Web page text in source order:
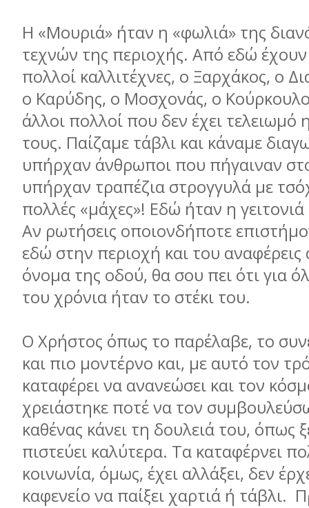
Η «Μουριά» ήταν η «φωλιά» της
τεχνών της περιοχής. Από εδώ
πολλοί καλλιτέχνες, ο Ξαρχάκος, ο
ο Καρύδης, ο Μοσχονάς, ο
άλλοι πολλοί που δεν έχει
τους. Παίζαμε τάβλι και κάναμε
υπήρχαν άνθρωποι που πήγαιναν
υπήρχαν τραπέζια στρογγυλά με
πολλές «μάχες»! Εδώ ήταν η
Αν ρωτήσεις οποιονδήποτε
εδώ στην περιοχή και του
όνομα της οδού, θα σου πει ότι για
του χρόνια ήταν το στέκι του.
Ο Χρήστος όπως το παρέλαβε, το
και πιο μοντέρνο και, με αυτό τον
καταφέρει να ανανεώσει και τον
χρειάστηκε ποτέ να τον
καθένας κάνει τη δουλειά του, όπως
πιστεύει καλύτερα. Τα καταφέρνει
κοινωνία, όμως, έχει αλλάξει, δεν
καφενείο να παίξει χαρτιά ή τάβλι.